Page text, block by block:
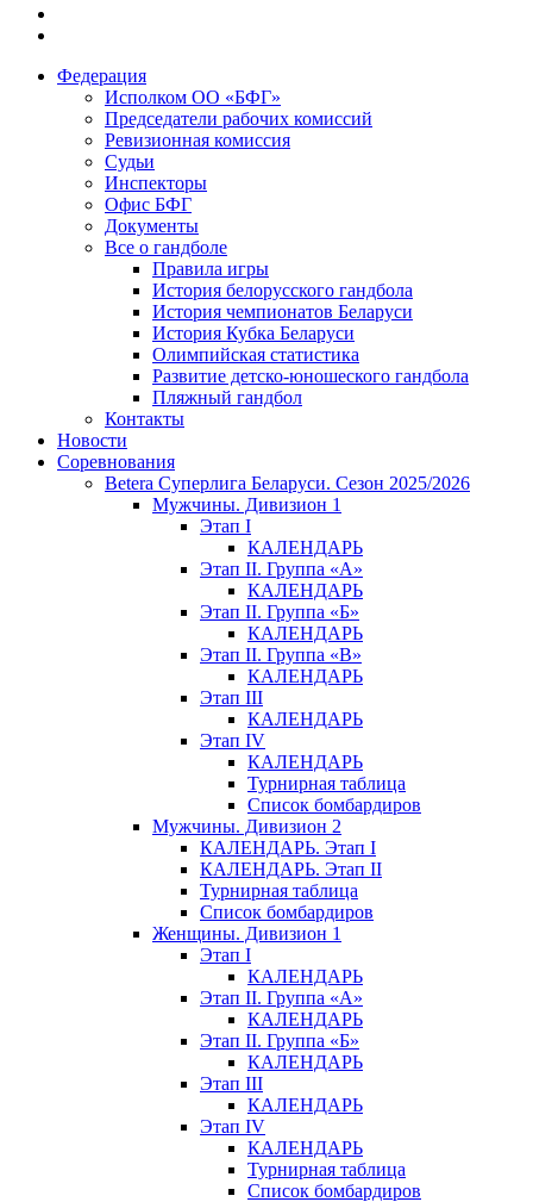
Федерация
Исполком ОО «БФГ»
Председатели рабочих комиссий
Ревизионная комиссия
Судьи
Инспекторы
Офис БФГ
Документы
Все о гандболе
Правила игры
История белорусского гандбола
История чемпионатов Беларуси
История Кубка Беларуси
Олимпийская статистика
Развитие детско-юношеского гандбола
Пляжный гандбол
Контакты
Новости
Соревнования
Betera Суперлига Беларуси. Сезон 2025/2026
Мужчины. Дивизион 1
Этап I
КАЛЕНДАРЬ
Этап II. Группа «А»
КАЛЕНДАРЬ
Этап II. Группа «Б»
КАЛЕНДАРЬ
Этап II. Группа «В»
КАЛЕНДАРЬ
Этап III
КАЛЕНДАРЬ
Этап IV
КАЛЕНДАРЬ
Турнирная таблица
Список бомбардиров
Мужчины. Дивизион 2
КАЛЕНДАРЬ. Этап I
КАЛЕНДАРЬ. Этап II
Турнирная таблица
Список бомбардиров
Женщины. Дивизион 1
Этап I
КАЛЕНДАРЬ
Этап II. Группа «А»
КАЛЕНДАРЬ
Этап II. Группа «Б»
КАЛЕНДАРЬ
Этап III
КАЛЕНДАРЬ
Этап IV
КАЛЕНДАРЬ
Турнирная таблица
Список бомбардиров